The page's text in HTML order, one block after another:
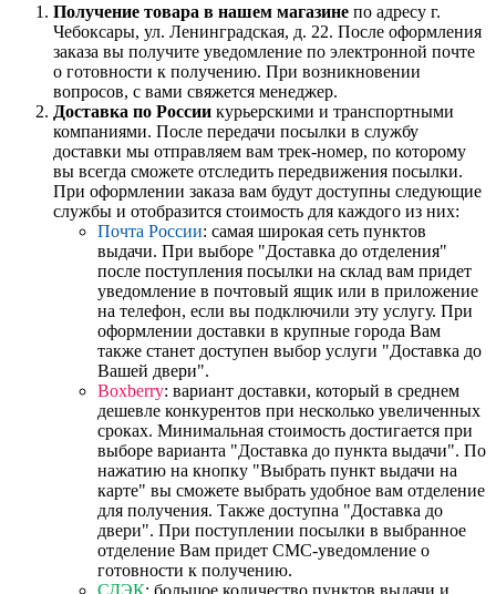
Получение товара в нашем магазине по адресу г.
Чебоксары, ул. Ленинградская, д. 22. После оформления
заказа вы получите уведомление по электронной почте
о готовности к получению. При возникновении
вопросов, с вами свяжется менеджер.
Доставка по России курьерскими и транспортными
компаниями. После передачи посылки в службу
доставки мы отправляем вам трек-номер, по которому
вы всегда сможете отследить передвижения посылки.
При оформлении заказа вам будут доступны следующие
службы и отобразится стоимость для каждого из них:
Почта России: самая широкая сеть пунктов
выдачи. При выборе "Доставка до отделения"
после поступления посылки на склад вам придет
уведомление в почтовый ящик или в приложение
на телефон, если вы подключили эту услугу. При
оформлении доставки в крупные города Вам
также станет доступен выбор услуги "Доставка до
Вашей двери".
Boxberry: вариант доставки, который в среднем
дешевле конкурентов при несколько увеличенных
сроках. Минимальная стоимость достигается при
выборе варианта "Доставка до пункта выдачи". По
нажатию на кнопку "Выбрать пункт выдачи на
карте" вы сможете выбрать удобное вам отделение
для получения. Также доступна "Доставка до
двери". При поступлении посылки в выбранное
отделение Вам придет СМС-уведомление о
готовности к получению.
СДЭК: большое количество пунктов выдачи и